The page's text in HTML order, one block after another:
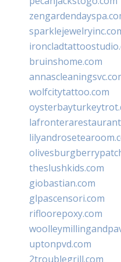
bruinshome.com
wolfcitytattoo.com
theslushkids.com
giobastian.com
glpascensori.com
rifloorepoxy.com
uptonpvd.com
2troublegrill.com